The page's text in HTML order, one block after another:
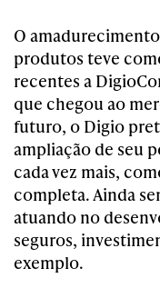
O
produtos teve
recentes a
que chegou ao
futuro, o Digio
ampliação de seu
cada vez mais,
completa. Ainda
atuando no
seguros,
exemplo.